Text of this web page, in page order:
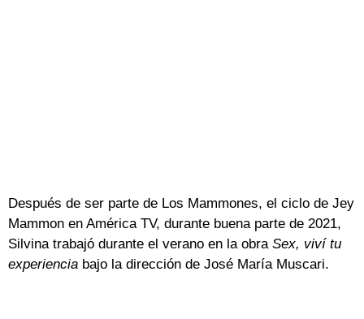
Después de ser parte de Los Mammones, el ciclo de Jey
Mammon en América TV, durante buena parte de 2021,
Silvina trabajó durante el verano en la obraSex, viví tu
experiencia bajo la dirección de José María Muscari.